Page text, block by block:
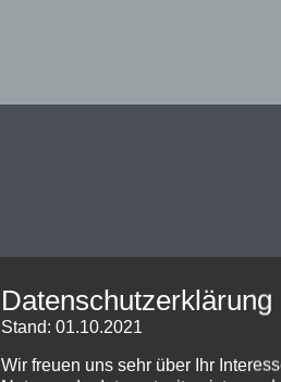
Datenschutzerklärung
Stand: 01.10.2021
Wir freuen uns sehr über Ihr